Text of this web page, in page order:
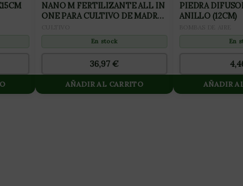
NANO M FERTILIZANTE ALL IN
ONE PARA CULTIVO DE MADRES
En stock
36,97€
AÑADIR AL CARRITO
PIEDRA
ANILLO (12CM)
En
AÑADIR